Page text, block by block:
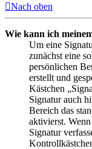
Nach oben
Wie kann ich
Um eine
zunächst eine
persönlichen
erstellt und
Kästchen
Signatur auch
Bereich das
aktivierst.
Signatur